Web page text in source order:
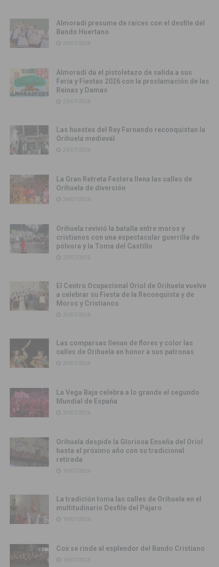
Almoradí presume de raíces con el desfile del
Bando Huertano
26/07/2026
Almoradí da el pistoletazo de salida a sus
Feria y Fiestas 2026 con la proclamación de las
Reinas y Damas
25/07/2026
Las huestes del Rey Fernando reconquistan la
Orihuela medieval
25/07/2026
La Gran Retreta Festera llena las calles de
Orihuela de diversión
24/07/2026
Orihuela revivió la batalla entre moros y
cristianos con una espectacular guerrilla de
pólvora y la Toma del Castillo
22/07/2026
El Centro Ocupacional Oriol de Orihuela vuelve
a celebrar su Fiesta de la Reconquista y de
Moros y Cristianos
20/07/2026
Las comparsas llenan de flores y color las
calles de Orihuela en honor a sus patronas
20/07/2026
La Vega Baja celebra a lo grande el segundo
Mundial de España
20/07/2026
Orihuela despide la Gloriosa Enseña del Oriol
hasta el próximo año con su tradicional
retirada
19/07/2026
La tradición toma las calles de Orihuela en el
multitudinario Desfile del Pájaro
19/07/2026
Cox se rinde al esplendor del Bando Cristiano
18/07/2026